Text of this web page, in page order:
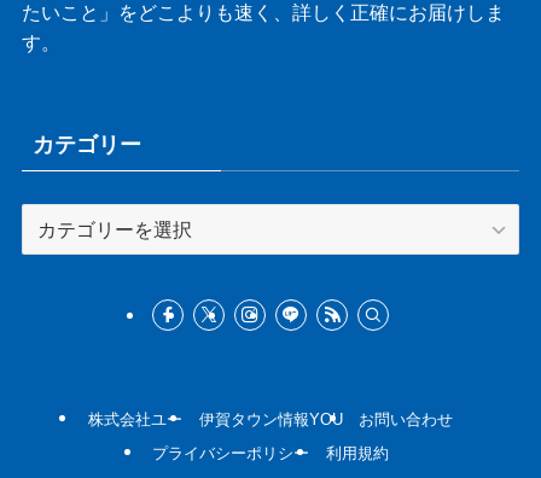
たいこと」をどこよりも速く、詳しく正確にお届けしま
す。
カテゴリー
テ
株式会社ユー 伊賀タウン情報YOU
お問い合わせ
プライバシーポリシー
利用規約